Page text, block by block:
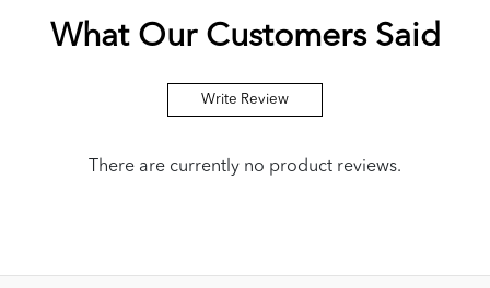
What Our Customers Said
Write Review
There are currently no product reviews.